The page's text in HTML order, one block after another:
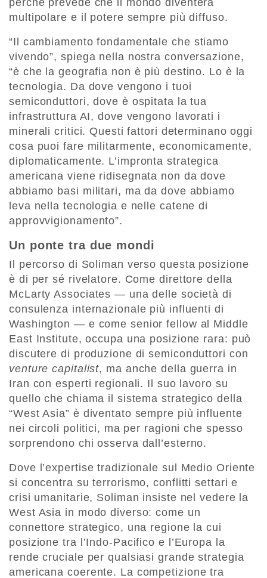
multipolare e il potere sempre più diffuso.
“Il cambiamento fondamentale che stiamo
vivendo”, spiega nella nostra conversazione,
“è che la geografia non è più destino. Lo è la
tecnologia. Da dove vengono i tuoi
semiconduttori, dove è ospitata la tua
infrastruttura AI, dove vengono lavorati i
minerali critici. Questi fattori determinano oggi
cosa puoi fare militarmente, economicamente,
diplomaticamente. L’impronta strategica
americana viene ridisegnata non da dove
abbiamo basi militari, ma da dove abbiamo
leva nella tecnologia e nelle catene di
approvvigionamento”.
Un ponte tra due mondi
Il percorso di Soliman verso questa posizione
è di per sé rivelatore. Come direttore della
McLarty Associates — una delle società di
consulenza internazionale più influenti di
Washington — e come senior fellow al Middle
East Institute, occupa una posizione rara: può
discutere di produzione di semiconduttori con
venture capitalist, ma anche della guerra in
Iran con esperti regionali. Il suo lavoro su
quello che chiama il sistema strategico della
“West Asia” è diventato sempre più influente
nei circoli politici, ma per ragioni che spesso
sorprendono chi osserva dall’esterno.
Dove l’expertise tradizionale sul Medio Oriente
si concentra su terrorismo, conflitti settari e
crisi umanitarie, Soliman insiste nel vedere la
West Asia in modo diverso: come un
connettore strategico, una regione la cui
posizione tra l’Indo-Pacifico e l’Europa la
rende cruciale per qualsiasi grande strategia
americana coerente. La competizione tra